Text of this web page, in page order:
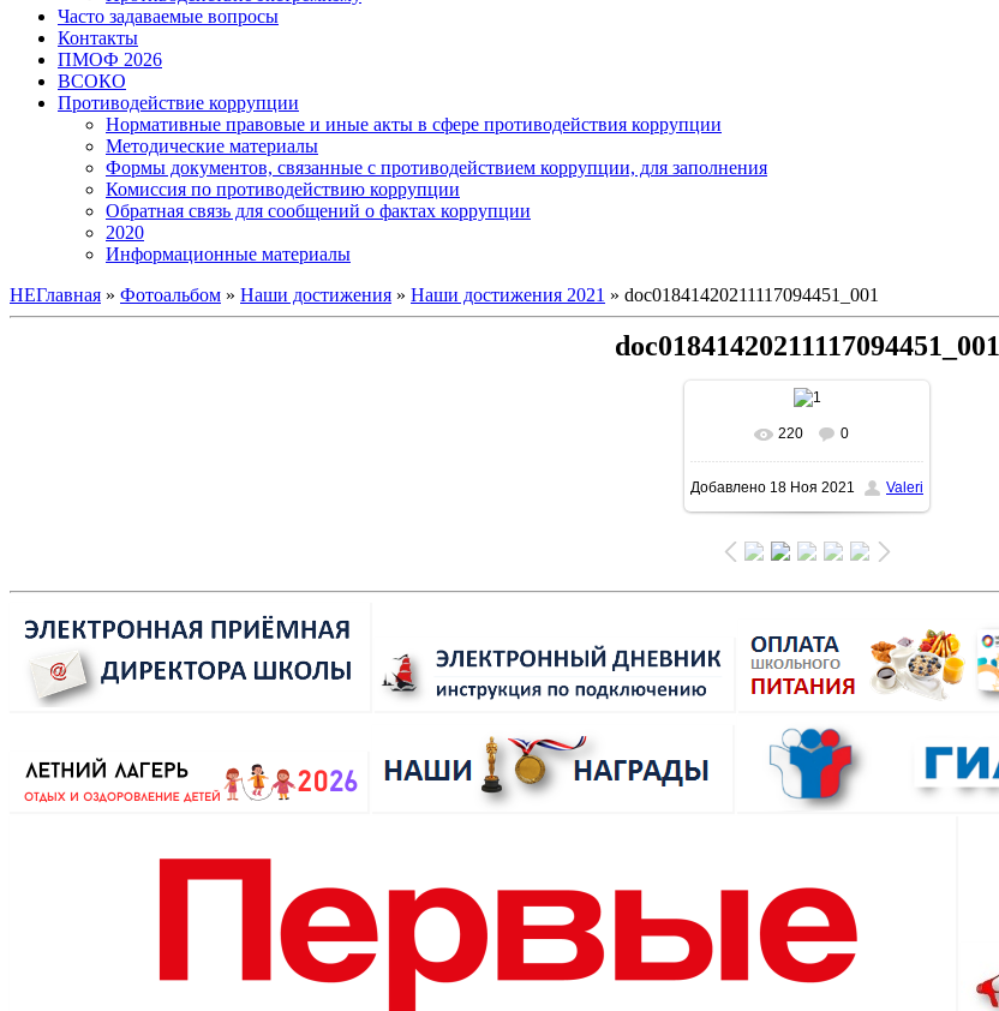
Часто задаваемые вопросы
Контакты
ПМОФ 2026
ВСОКО
Противодействие коррупции
Нормативные правовые и иные акты в сфере противодействия коррупции
Методические материалы
Формы документов, связанные с противодействием коррупции, для заполнения
Комиссия по противодействию коррупции
Обратная связь для сообщений о фактах коррупции
2020
Информационные материалы
НЕГлавная » Фотоальбом » Наши достижения » Наши достижения 2021 » doc01841420211117094451_001
doc01841420211117094451_001
В реальном размере
1131x1600/ 505.6Kb
220 0
Добавлено 18 Ноя 2021 Valeri